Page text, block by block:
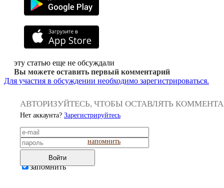
эту статью еще не обсуждали
Вы можете оставить первый комментарий
Для участия в обсуждении необходимо зарегистрироваться.
АВТОРИЗУЙТЕСЬ, ЧТОБЫ ОСТАВЛЯТЬ
Нет аккаунта? Зарегистрируйтесь
напомнить
Войти
запомнить